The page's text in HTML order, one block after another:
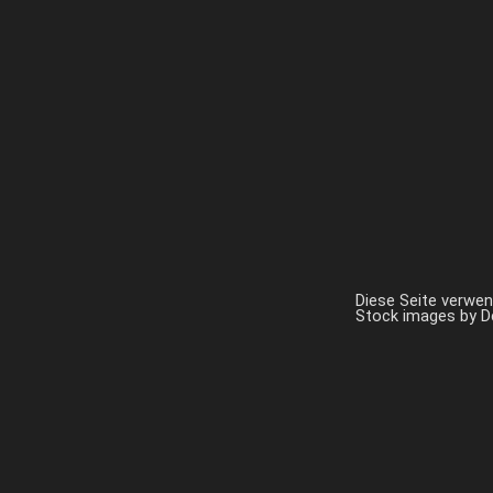
Diese Seite
Stock images by